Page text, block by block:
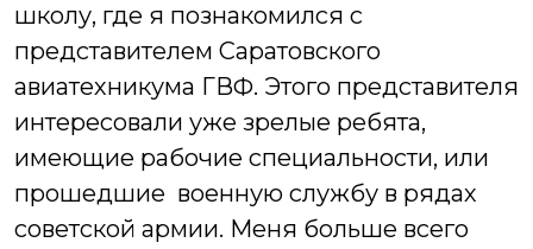
школу, где я познакомился с
представителем Саратовского
авиатехникума ГВФ. Этого представителя
интересовали уже зрелые ребята,
имеющие рабочие специальности, или
прошедшие военную службу в рядах
советской армии. Меня больше всего